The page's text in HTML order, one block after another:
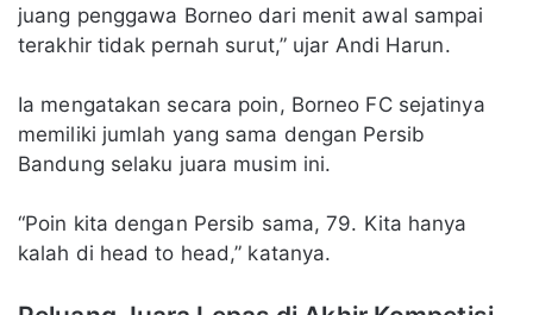
juang penggawa Borneo dari menit awal sampai
terakhir tidak pernah surut,” ujar Andi Harun.
Ia mengatakan secara poin, Borneo FC sejatinya
memiliki jumlah yang sama dengan Persib
Bandung selaku juara musim ini.
“Poin kita dengan Persib sama, 79. Kita hanya
kalah di head to head,” katanya.